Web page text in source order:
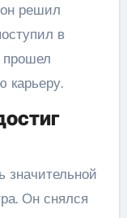
решил
в
прошел
карьеру.
значительной
Он снялся